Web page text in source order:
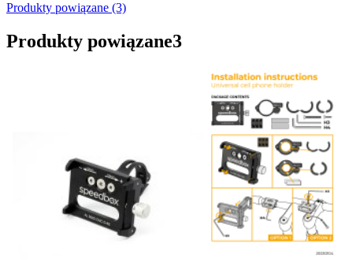
Produkty powiązane (3)
Produkty powiązane3